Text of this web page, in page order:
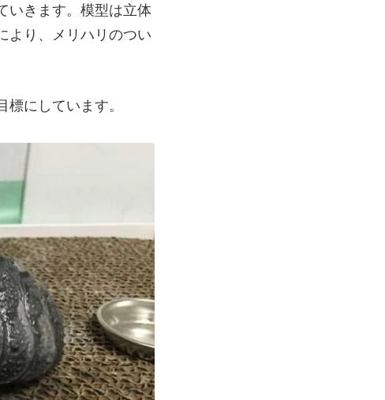
いきます。模型は立体
より、メリハリのつい
にしています。